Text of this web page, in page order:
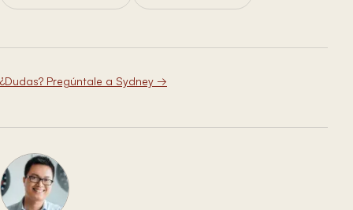
¿Dudas? Pregúntale a Sydney →